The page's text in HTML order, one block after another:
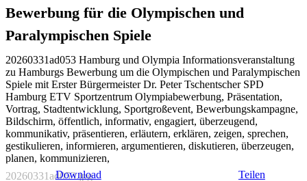
Download Teilen
Bewerbung für die Olympischen und
Paralympischen Spiele
20260331ad053 Hamburg und Olympia Informationsveranstaltung
zu Hamburgs Bewerbung um die Olympischen und Paralympischen
Spiele mit Erster Bürgermeister Dr. Peter Tschentscher SPD
Hamburg ETV Sportzentrum Olympiabewerbung, Präsentation,
Vortrag, Stadtentwicklung, Sportgroßevent, Bewerbungskampagne,
Bildschirm, öffentlich, informativ, engagiert, überzeugend,
kommunikativ, präsentieren, erläutern, erklären, zeigen, sprechen,
gestikulieren, informieren, argumentieren, diskutieren, überzeugen,
planen, kommunizieren,
20260331ad053.jpg